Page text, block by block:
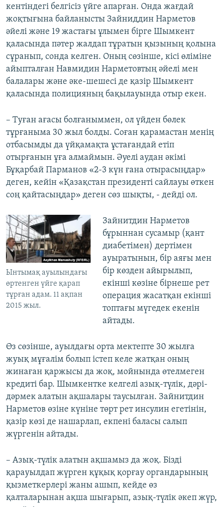
кентіндегі белгісіз үйге апарған. Онда жағдай
жоқтығына байланысты Зайниддин Нарметов
әйелі және 19 жастағы ұлымен бірге Шымкент
қаласында пәтер жалдап тұратын қызының қолына
сұранып, сонда келген. Оның сөзінше, кісі өліміне
айыпталған Навмидин Нарметовтың әйелі мен
балалары және әке-шешесі де қазір Шымкент
қаласында полицияның бақылауында отыр екен.
– Туған ағасы болғаныммен, ол үйден бөлек
тұрғаныма 30 жыл болды. Соған қарамастан менің
отбасымды да үйқамақта ұстағандай етіп
отырғанын ұға алмаймын. Әуелі аудан әкімі
Бұқарбай Парманов «2-3 күн ғана отырасыңдар»
деген, кейін «Қазақстан президенті сайлауы өткен
соң қайтасыңдар» деген сөз шықты, - дейді ол.
Ынтымақ ауылындағы
өртенген үйге қарап
тұрған адам. 11 ақпан
2015 жыл.
Зайнитдин Нарметов
бұрыннан сусамыр (қант
диабетімен) дертімен
ауыратынын, бір аяғы мен
бір көзден айырылып,
екінші көзіне бірнеше рет
операция жасатқан екінші
топтағы мүгедек екенін
айтады.
Өз сөзінше, ауылдағы орта мектепте 30 жылға
жуық мұғалім болып істеп келе жатқан оның
жинаған қаржысы да жоқ, мойнында өтелмеген
кредиті бар. Шымкентке келгелі азық-түлік, дәрі-
дәрмек алатын ақшалары таусылған. Зайнитдин
Нарметов өзіне күніне төрт рет инсулин егетінін,
қазір көзі де нашарлап, екпені баласы салып
жүргенін айтады.
– Азық-түлік алатын ақшамыз да жоқ. Бізді
қарауылдап жүрген құқық қорғау органдарының
қызметкерлері жаны ашып, кейде өз
қалталарынан ақша шығарып, азық-түлік әкеп жүр,